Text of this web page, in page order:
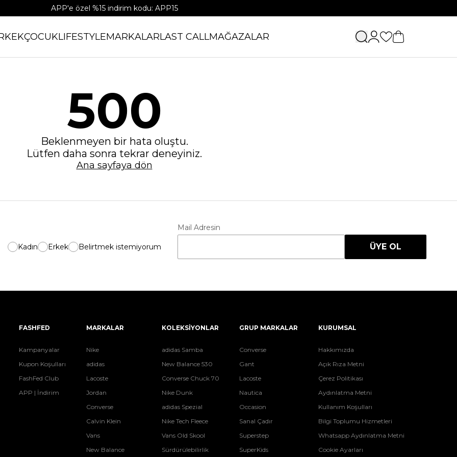
APP'e özel %15 indirim kodu: APP15
ÇOCUKLIFESTYLEMARKALARLAST CALLMAĞAZALAR
500
Beklenmeyen bir hata oluştu.
Lütfen daha sonra tekrar deneyiniz.
Ana sayfaya dön
Kadın Erkek Belirtmek istemiyorum
Mail Adresin
ÜYE OL
FASHFED
Kampanyalar
Kupon Koşulları
FashFed Club
APP | İndirim
MARKALAR
Nike
adidas
Lacoste
Jordan
Converse
Calvin Klein
Vans
New Balance
KOLEKSİYONLAR
adidas Samba
New Balance 530
Converse Chuck 70
Nike Dunk
adidas Spezial
Nike Tech Fleece
Vans Old Skool
Sürdürülebilirlik
GRUP MARKALAR
Converse
Gant
Lacoste
Nautica
Occasion
Sanal Çadır
Superstep
SuperKids
KURUMSAL
Hakkımızda
Açık Rıza Metni
Çerez Politikası
Aydınlatma Metni
Kullanım Koşulları
Bilgi Toplumu Hizmetleri
Whatsapp Aydınlatma Metni
Cookie Ayarları